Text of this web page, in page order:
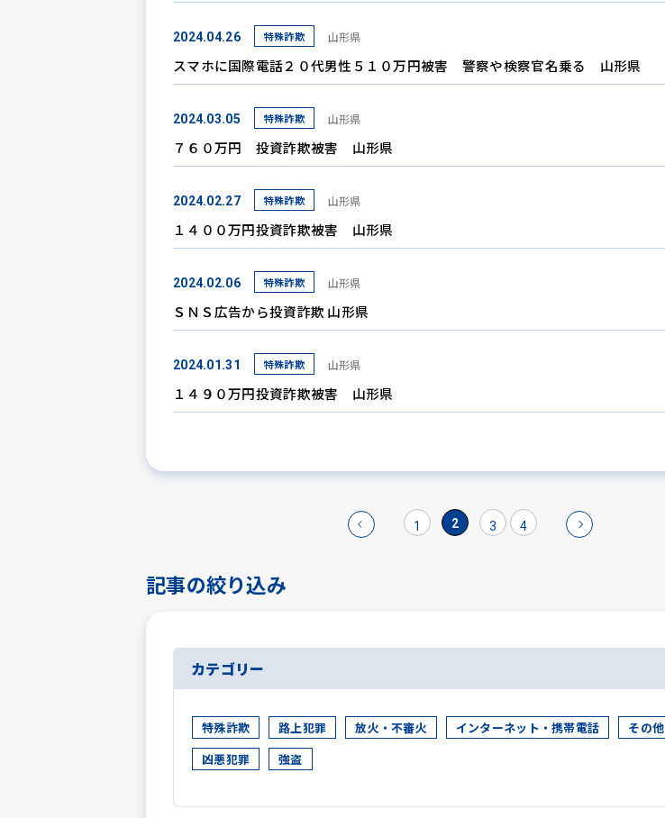
2024.04.26 特殊詐欺 山形県
スマホに国際電話２０代男性５１０万円被害 警察や検察官名乗る 山形県
2024.03.05 特殊詐欺 山形県
７６０万円 投資詐欺被害 山形県
2024.02.27 特殊詐欺 山形県
１４００万円投資詐欺被害 山形県
2024.02.06 特殊詐欺 山形県
ＳＮＳ広告から投資詐欺 山形県
2024.01.31 特殊詐欺 山形県
１４９０万円投資詐欺被害 山形県
1 2 3 4
記事の絞り込み
カテゴリー
特殊詐欺 路上犯罪 放火・不審火 インターネット・携帯電話
その他
凶悪犯罪
強盗